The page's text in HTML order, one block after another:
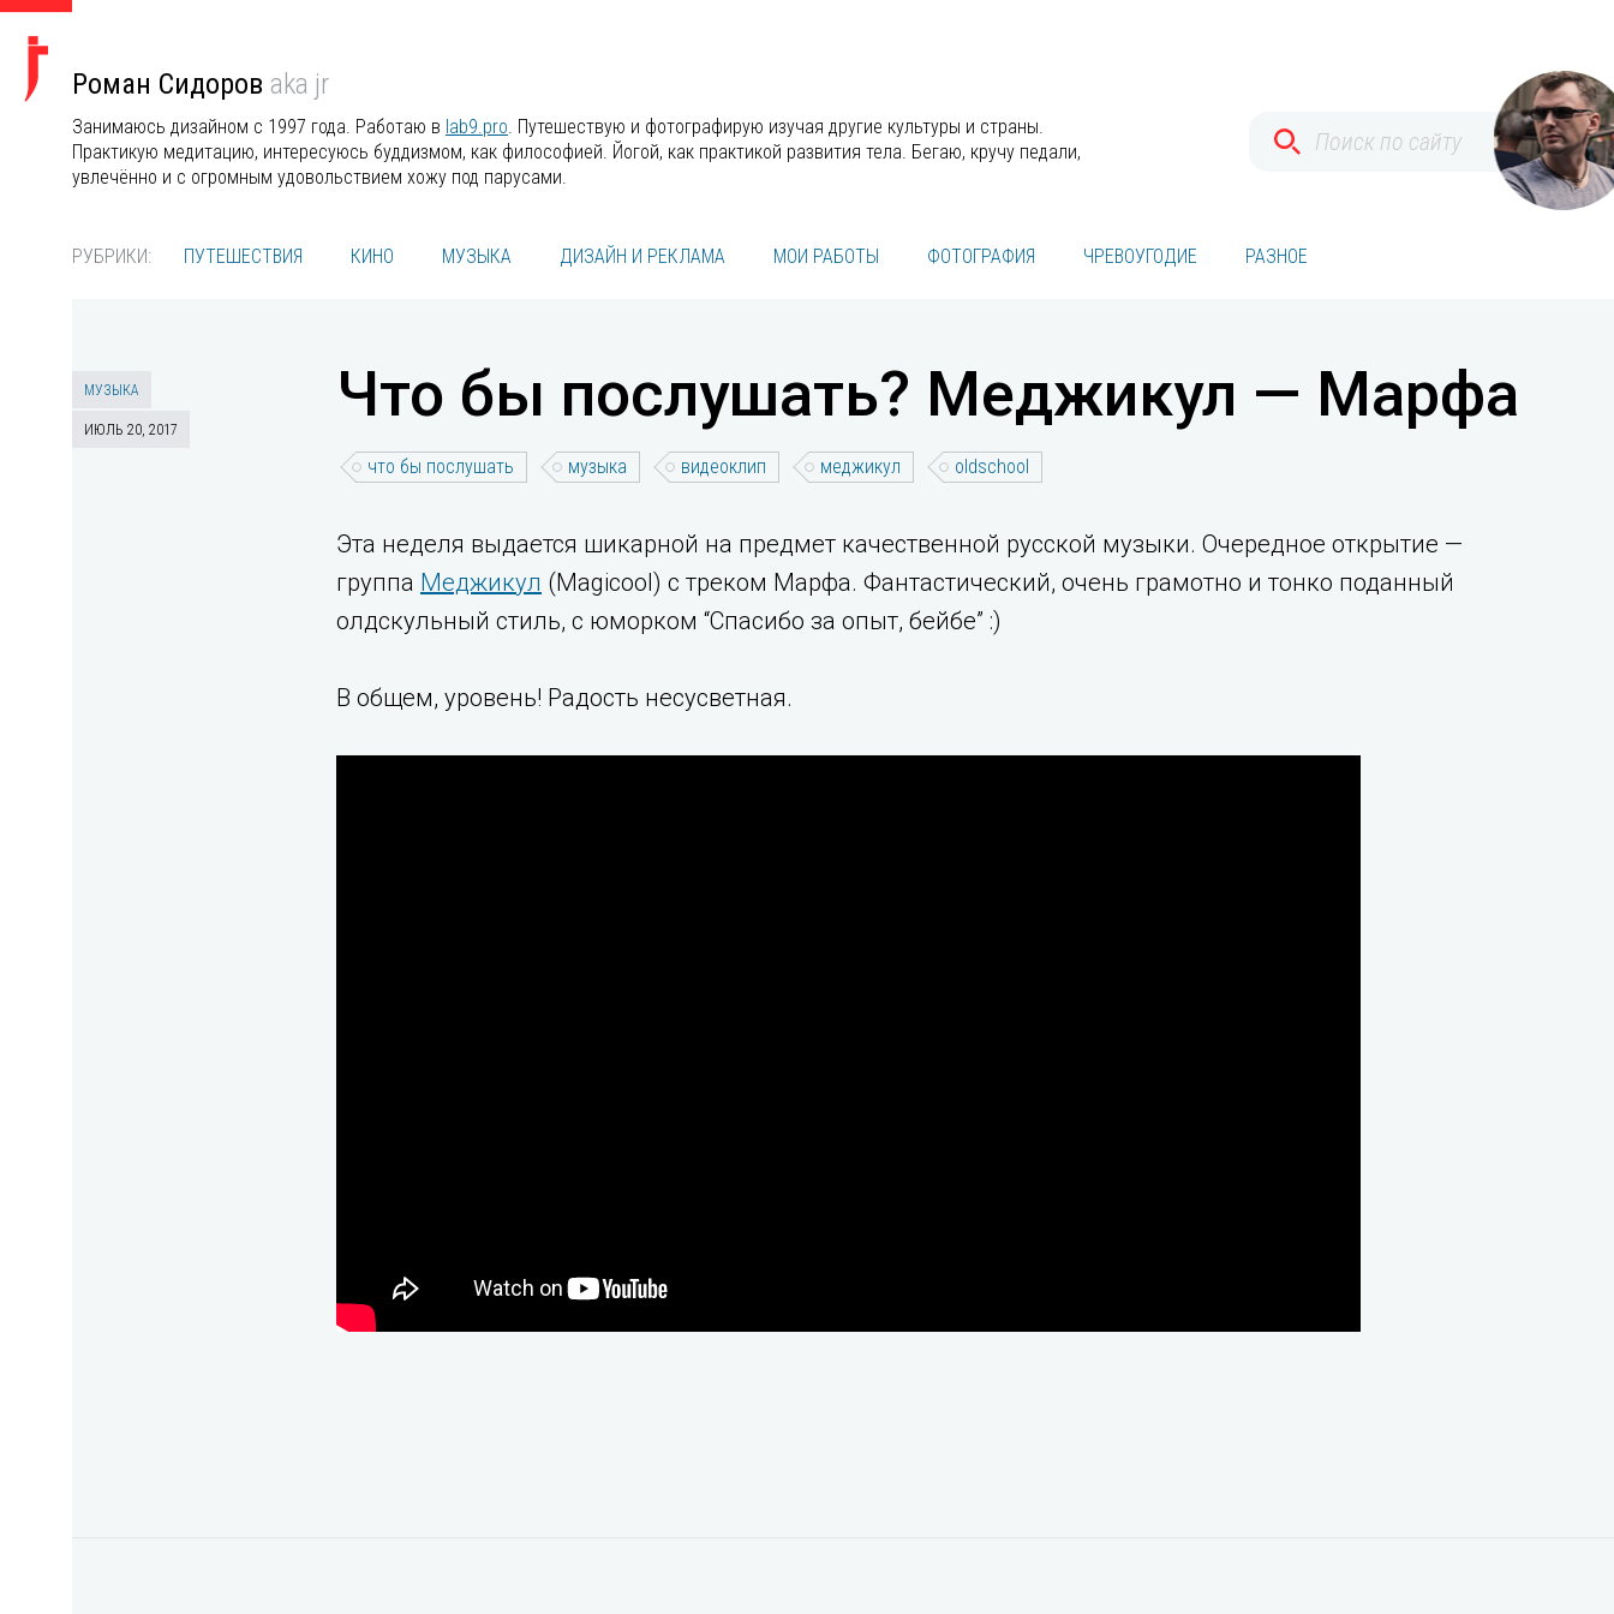
Роман Сидоров aka jr
Занимаюсь дизайном с 1997 года. Работаю в lab9.pro. Путешествую и фотографирую изучая другие культуры и страны.
Практикую медитацию, интересуюсь буддизмом, как философией. Йогой, как практикой развития тела. Бегаю, кручу педали,
увлечённо и с огромным удовольствием хожу под парусами.
РУБРИКИ: ПУТЕШЕСТВИЯ КИНО МУЗЫКА ДИЗАЙН И РЕКЛАМА МОИ РАБОТЫ ФОТОГРАФИЯ ЧРЕВОУГОДИЕ РАЗНОЕ
МУЗЫКА
ИЮЛЬ 20, 2017 Что бы послушать? Меджикул — Марфа
что бы послушать музыка видеоклип меджикул oldschool
Эта неделя выдается шикарной на предмет качественной русской музыки. Очередное открытие —
группа Меджикул (Magicool) с треком Марфа. Фантастический, очень грамотно и тонко поданный
олдскульный стиль, с юморком “Спасибо за опыт, бейбе” :)
В общем, уровень! Радость несусветная.